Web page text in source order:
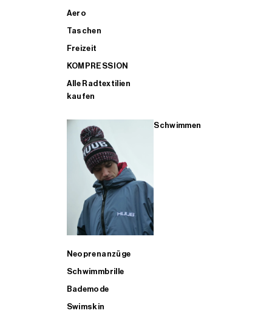
Aero
Taschen
Freizeit
KOMPRESSION
Alle Radtextilien
kaufen
Schwimmen
Neoprenanzüge
Schwimmbrille
Bademode
Swimskin